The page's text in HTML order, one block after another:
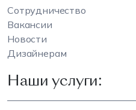
Сотрудничество
Вакансии
Новости
Дизайнерам
Наши услуги: